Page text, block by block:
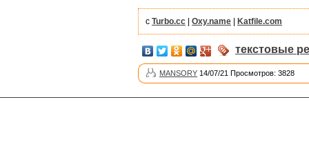
с Turbo.cc Oxy.name Katfile.com
текстовые
MANSORY 14/07/21 Просмотров: 3828